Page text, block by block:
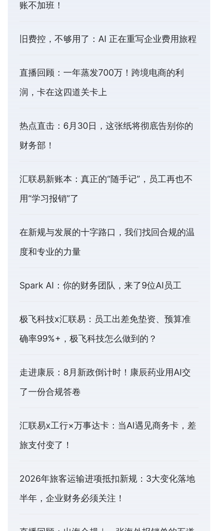
账不加班！
旧费控，不够用了：AI 正在重写企业费用旅程
直播回顾：一年蒸发700万！跨境电商的利
润，卡在这四道关卡上
热点直击：6月30日，这张纸将彻底告别你的
财务部！
汇联易新账本：真正的“随手记”，员工再也不
用“学习报销”了
在新规与发展的十字路口，我们找回合规的温
度和专业的力量
Spark AI：你的财务团队，来了9位AI员工
极飞科技x汇联易：员工出差免垫资、预算准
确率99%+，极飞科技怎么做到的？
走进康辰：8月新政倒计时！康辰药业用AI交
了一份合规答卷
汇联易x工行×万事达卡：当AI遇见商务卡，差
旅支付变了！
2026年旅客运输进项抵扣新规：3大变化落地
半年，企业财务必须关注！